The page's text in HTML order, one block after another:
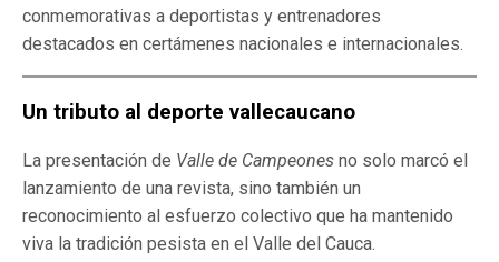
conmemorativas a deportistas y entrenadores
destacados en certámenes nacionales e internacionales.
Un tributo al deporte vallecaucano
La presentación de Valle de Campeones no solo marcó el
lanzamiento de una revista, sino también un
reconocimiento al esfuerzo colectivo que ha mantenido
viva la tradición pesista en el Valle del Cauca.